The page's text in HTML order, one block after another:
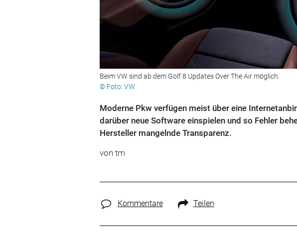
Beim VW sind ab dem Golf 8 Updates Over The Air möglich.
© Foto: VW
Moderne Pkw verfügen meist über eine
darüber neue Software einspielen und so Fehler
Hersteller mangelnde Transparenz.
von tm
Kommentare Teilen